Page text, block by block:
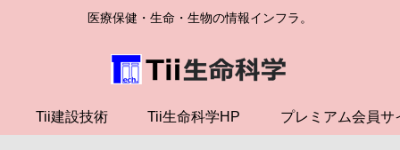
医療保健・生命・生物の情報インフラ。
Tii建設技術 Tii生命科学HP プレミアム会員サ